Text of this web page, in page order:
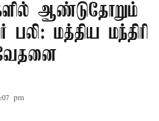
ஆண்டுதோறும்
மத்திய மந்திரி
வேதனை
pm